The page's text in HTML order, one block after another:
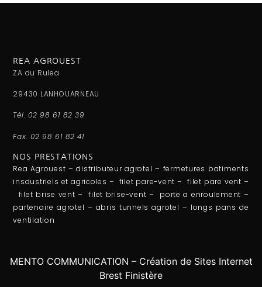
REA AGROUEST
ZA du Rulea
29430 LANHOUARNEAU
Tél. 02 98 61 82 39
Fax. 02 98 61 82 41
NOS PRESTATIONS
Rea Agrouest –distributeur agrotel – fermetures batiments
insdustriels et agricoles – filet pare-vent – filet pare vent –
filet brise vent –filet brise-vent – porte a enroulement –
partenaire agrotel – abris tunnels agrotel – longs pans de
ventilation
MENTO COMMUNICATION – Création de Sites Internet
Brest Finistère